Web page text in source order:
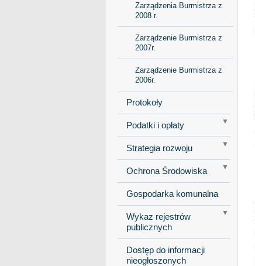
Zarządzenia Burmistrza z
2008 r.
Zarządzenie Burmistrza z
2007r.
Zarządzenie Burmistrza z
2006r.
Protokoły
Podatki i opłaty
Strategia rozwoju
Ochrona Środowiska
Gospodarka komunalna
Wykaz rejestrów
publicznych
Dostęp do informacji
nieogłoszonych